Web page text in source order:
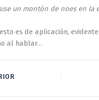
un montón de noes en la
esto es de aplicación,
al hablar…